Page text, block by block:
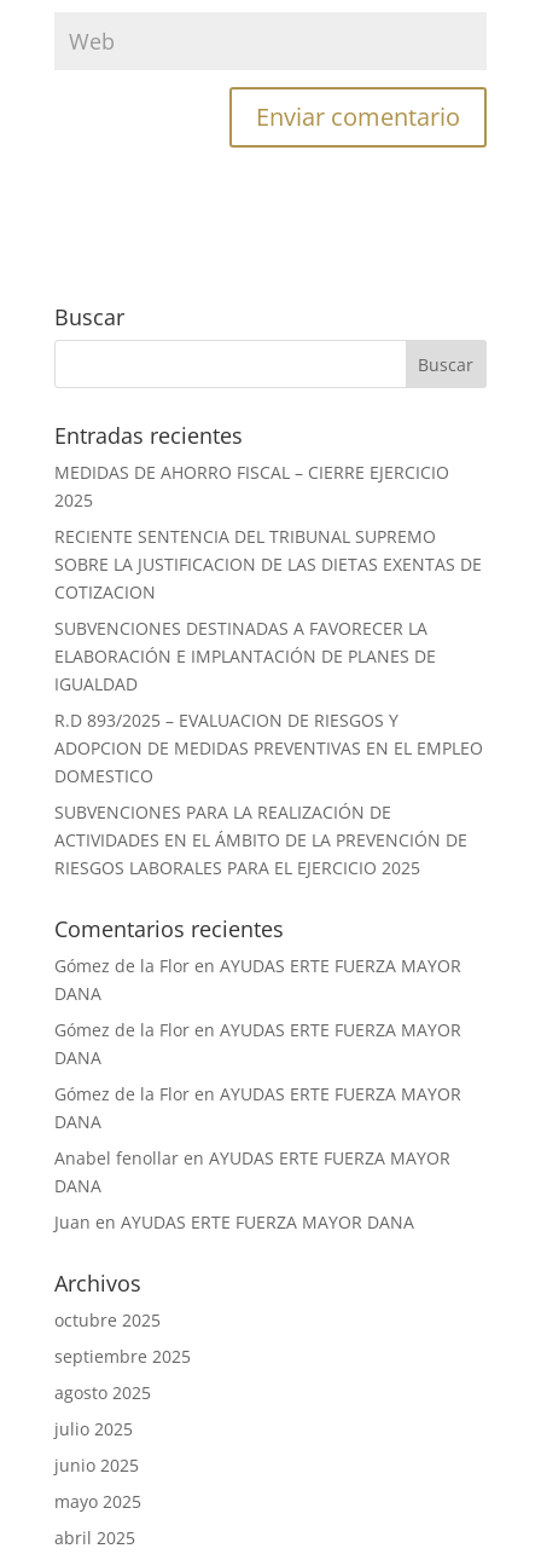
Buscar
Entradas recientes
MEDIDAS DE AHORRO FISCAL – CIERRE EJERCICIO
2025
RECIENTE SENTENCIA DEL TRIBUNAL SUPREMO
SOBRE LA JUSTIFICACION DE LAS DIETAS EXENTAS DE
COTIZACION
SUBVENCIONES DESTINADAS A FAVORECER LA
ELABORACIÓN E IMPLANTACIÓN DE PLANES DE
IGUALDAD
R.D 893/2025 – EVALUACION DE RIESGOS Y
ADOPCION DE MEDIDAS PREVENTIVAS EN EL EMPLEO
DOMESTICO
SUBVENCIONES PARA LA REALIZACIÓN DE
ACTIVIDADES EN EL ÁMBITO DE LA PREVENCIÓN DE
RIESGOS LABORALES PARA EL EJERCICIO 2025
Comentarios recientes
Gómez de la Floren AYUDAS ERTE FUERZA MAYOR
DANA
Gómez de la Floren AYUDAS ERTE FUERZA MAYOR
DANA
Gómez de la Floren AYUDAS ERTE FUERZA MAYOR
DANA
Anabel fenollaren AYUDAS ERTE FUERZA MAYOR
DANA
Juan en AYUDAS ERTE FUERZA MAYOR DANA
Archivos
octubre 2025
septiembre 2025
agosto 2025
julio 2025
junio 2025
mayo 2025
abril 2025